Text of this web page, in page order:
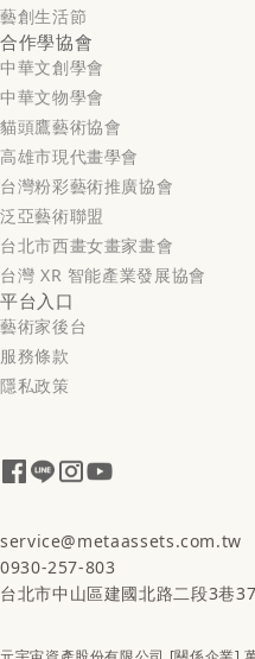
service@metaassets.com.tw
0930-257-803
台北市中山區建國北路二段3巷
藝創生活節
合作學協會
中華文創學會
中華文物學會
貓頭鷹藝術協會
高雄市現代畫學會
台灣粉彩藝術推廣協會
泛亞藝術聯盟
台北市西畫女畫家畫會
台灣 XR 智能產業發展協會
平台入口
藝術家後台
服務條款
隱私政策